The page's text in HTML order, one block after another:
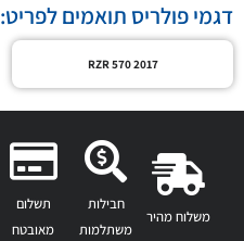
דגמי פולריס תואמים לפריט:
RZR 570 2017
משלוח מהיר
חבילות
משתלמות
תשלום
מאובטח